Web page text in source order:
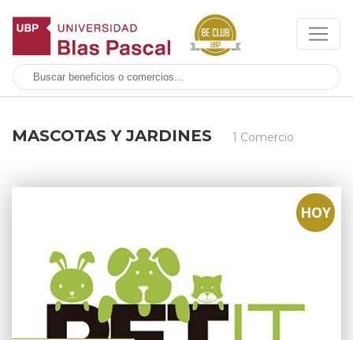
MASCOTAS Y JARDINES 1 Comercio
HOY